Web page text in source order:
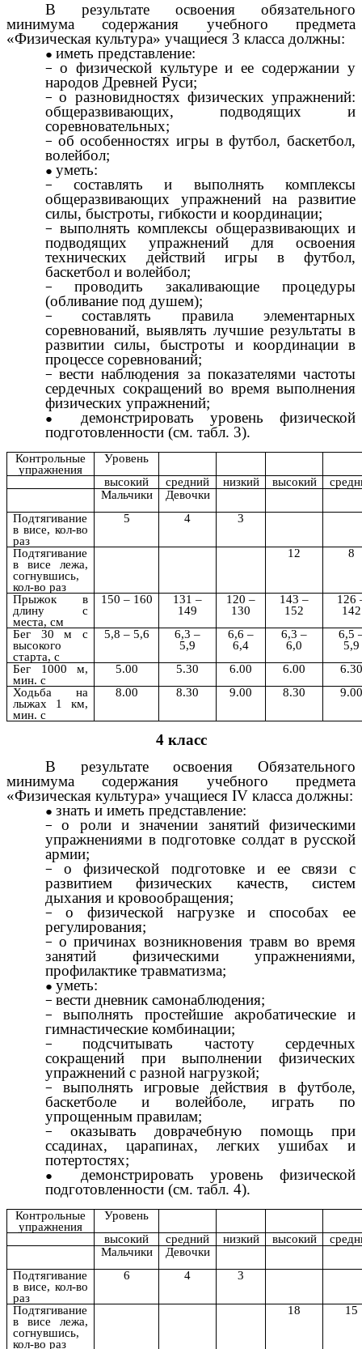
В результате освоения обязательного
минимума содержания учебного предмета
«Физическая культура» учащиеся 3 класса должны:
иметь представление:
о физической культуре и ее содержании у
народов Древней Руси;
о разновидностях физических упражнений:
общеразвивающих, подводящих и
соревновательных;
об особенностях игры в футбол, баскетбол,
волейбол;
уметь:
составлять и выполнять комплексы
общеразвивающих упражнений на развитие
силы, быстроты, гибкости и координации;
выполнять комплексы общеразвивающих и
подводящих упражнений для освоения
технических действий игры в футбол,
баскетбол и волейбол;
проводить закаливающие процедуры
(обливание под душем);
составлять правила элементарных
соревнований, выявлять лучшие результаты в
развитии силы, быстроты и координации в
процессе соревнований;
вести наблюдения за показателями частоты
сердечных сокращений во время выполнения
физических упражнений;
демонстрировать уровень физической
подготовленности (см. табл. 3).
Контрольные
упражнения
Уровень
высокий
средний низкий высокий
Мальчики
Девочки
Подтягивание
в висе, кол-во
раз
5 4 3
Подтягивание
в висе лежа,
согнувшись,
кол-во раз
12 8
Прыжок в
длину с
места, см
150 – 160
131 –
149
120 –
130
143 –
152
126
142
Бег 30 м с
высокого
старта, с
5,8 – 5,6
6,3 –
5,9
6,6 –
6,4
6,3 –
6,0
6,5
5,9
Бег 1000 м,
мин. с
5.00 5.30 6.00 6.00
6.30
Ходьба на
лыжах 1 км,
мин. с
8.00 8.30 9.00 8.30 9.00
4 класс
В результате освоения Обязательного
минимума содержания учебного предмета
«Физическая культура» учащиеся IV класса должны:
знать и иметь представление:
о роли и значении занятий физическими
упражнениями в подготовке солдат в русской
армии;
о физической подготовке и ее связи с
развитием физических качеств, систем
дыхания и кровообращения;
о физической нагрузке и способах ее
регулирования;
о причинах возникновения травм во время
занятий физическими упражнениями,
профилактике травматизма;
уметь:
вести дневник самонаблюдения;
выполнять простейшие акробатические и
гимнастические комбинации;
подсчитывать частоту сердечных
сокращений при выполнении физических
упражнений с разной нагрузкой;
выполнять игровые действия в футболе,
баскетболе и волейболе, играть по
упрощенным правилам;
оказывать доврачебную помощь при
ссадинах, царапинах, легких ушибах и
потертостях;
демонстрировать уровень физической
подготовленности (см. табл. 4).
Контрольные
упражнения
Уровень
высокий
средний низкий высокий
Мальчики
Девочки
Подтягивание
в висе, кол-во
раз
6 4 3
Подтягивание
в висе лежа,
согнувшись,
кол-во раз
18 15